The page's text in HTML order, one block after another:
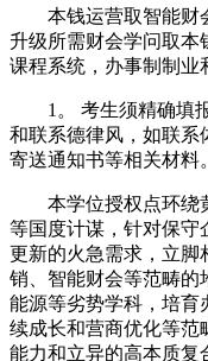
本钱运营取智能财会
升级所需财会学问取本
课程系统，办事制制业
1。 考生须精确填报
和联系德律风，如联系
寄送通知书等相关材料。
本学位授权点环绕黄
等国度计谋，针对保守
更新的火急需求，立脚
销、智能财会等范畴的
能源等劣势学科，培育
续成长和营商优化等范
能力和立异的高本质复